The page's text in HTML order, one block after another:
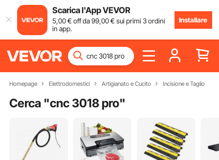
Scarica l'App VEVOR
5,00€ off da99,00€ sui primi 3 ordini
in app.
Installare
Homepage Elettrodomestici Artigianato e Cucito Incisione e Taglio
Cerca "cnc 3018 pro"